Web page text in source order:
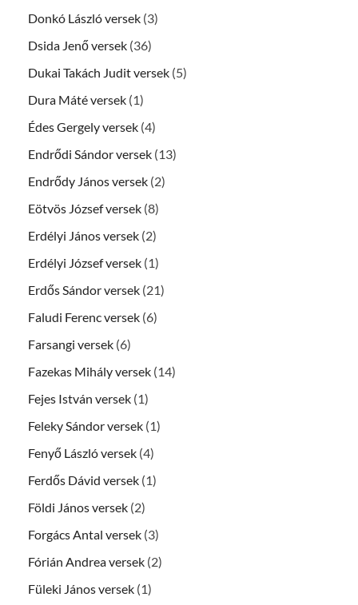
Donkó László versek (3)
Dsida Jenő versek (36)
Dukai Takách Judit versek (5)
Dura Máté versek (1)
Édes Gergely versek (4)
Endrődi Sándor versek (13)
Endrődy János versek (2)
Eötvös József versek (8)
Erdélyi János versek (2)
Erdélyi József versek (1)
Erdős Sándor versek (21)
Faludi Ferenc versek (6)
Farsangi versek (6)
Fazekas Mihály versek (14)
Fejes István versek (1)
Feleky Sándor versek (1)
Fenyő László versek (4)
Ferdős Dávid versek (1)
Földi János versek (2)
Forgács Antal versek (3)
Fórián Andrea versek (2)
Füleki János versek (1)